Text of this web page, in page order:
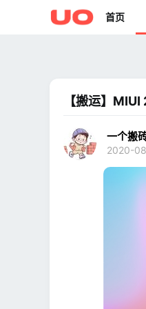
首页
【搬运】
一个搬
2020-